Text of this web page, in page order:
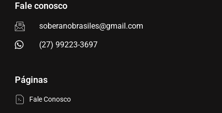
Fale conosco
soberanobrasiles@gmail.com
(27) 99223-3697
Páginas
Fale Conosco